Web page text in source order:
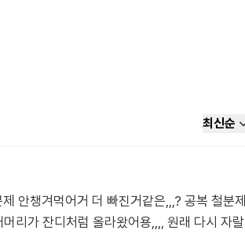
최신순
안챙겨먹어거 더 빠진거같은,,,? 공복 철분제
리가 잔디처럼 올라왔어용,,,, 원래 다시 자랄